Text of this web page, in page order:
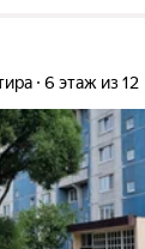
6 этаж из 12